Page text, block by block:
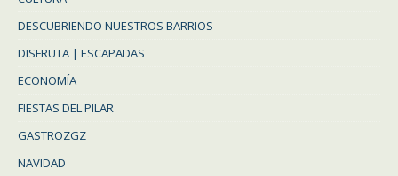
DESCUBRIENDO NUESTROS BARRIOS
DISFRUTA | ESCAPADAS
ECONOMÍA
FIESTAS DEL PILAR
GASTROZGZ
NAVIDAD